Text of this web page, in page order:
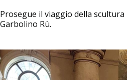
Prosegue il viaggio della scultura
Garbolino Rù.